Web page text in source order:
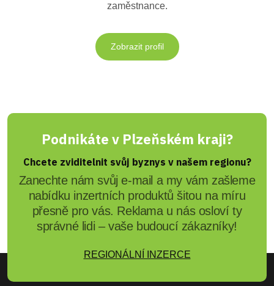
zaměstnance.
Zobrazit profil
Podnikáte v Plzeňském kraji?
Chcete zviditelnit svůj byznys v našem regionu?
Zanechte nám svůj e-mail a my vám zašleme
nabídku inzertních produktů šitou na míru
přesně pro vás. Reklama u nás osloví ty
správné lidi – vaše budoucí zákazníky!
REGIONÁLNÍ INZERCE